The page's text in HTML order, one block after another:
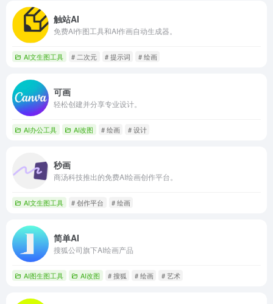
触站AI
免费AI作图工具和AI作画自动生成器。
AI文生图工具 # 二次元 # 提示词 # 绘画
可画
轻松创建并分享专业设计。
AI办公工具 AI改图 # 绘画 # 设计
秒画
商汤科技推出的免费AI绘画创作平台。
AI文生图工具 # 创作平台 # 绘画
简单AI
搜狐公司旗下AI绘画产品
AI图生图工具 AI改图 # 搜狐 # 绘画 # 艺术